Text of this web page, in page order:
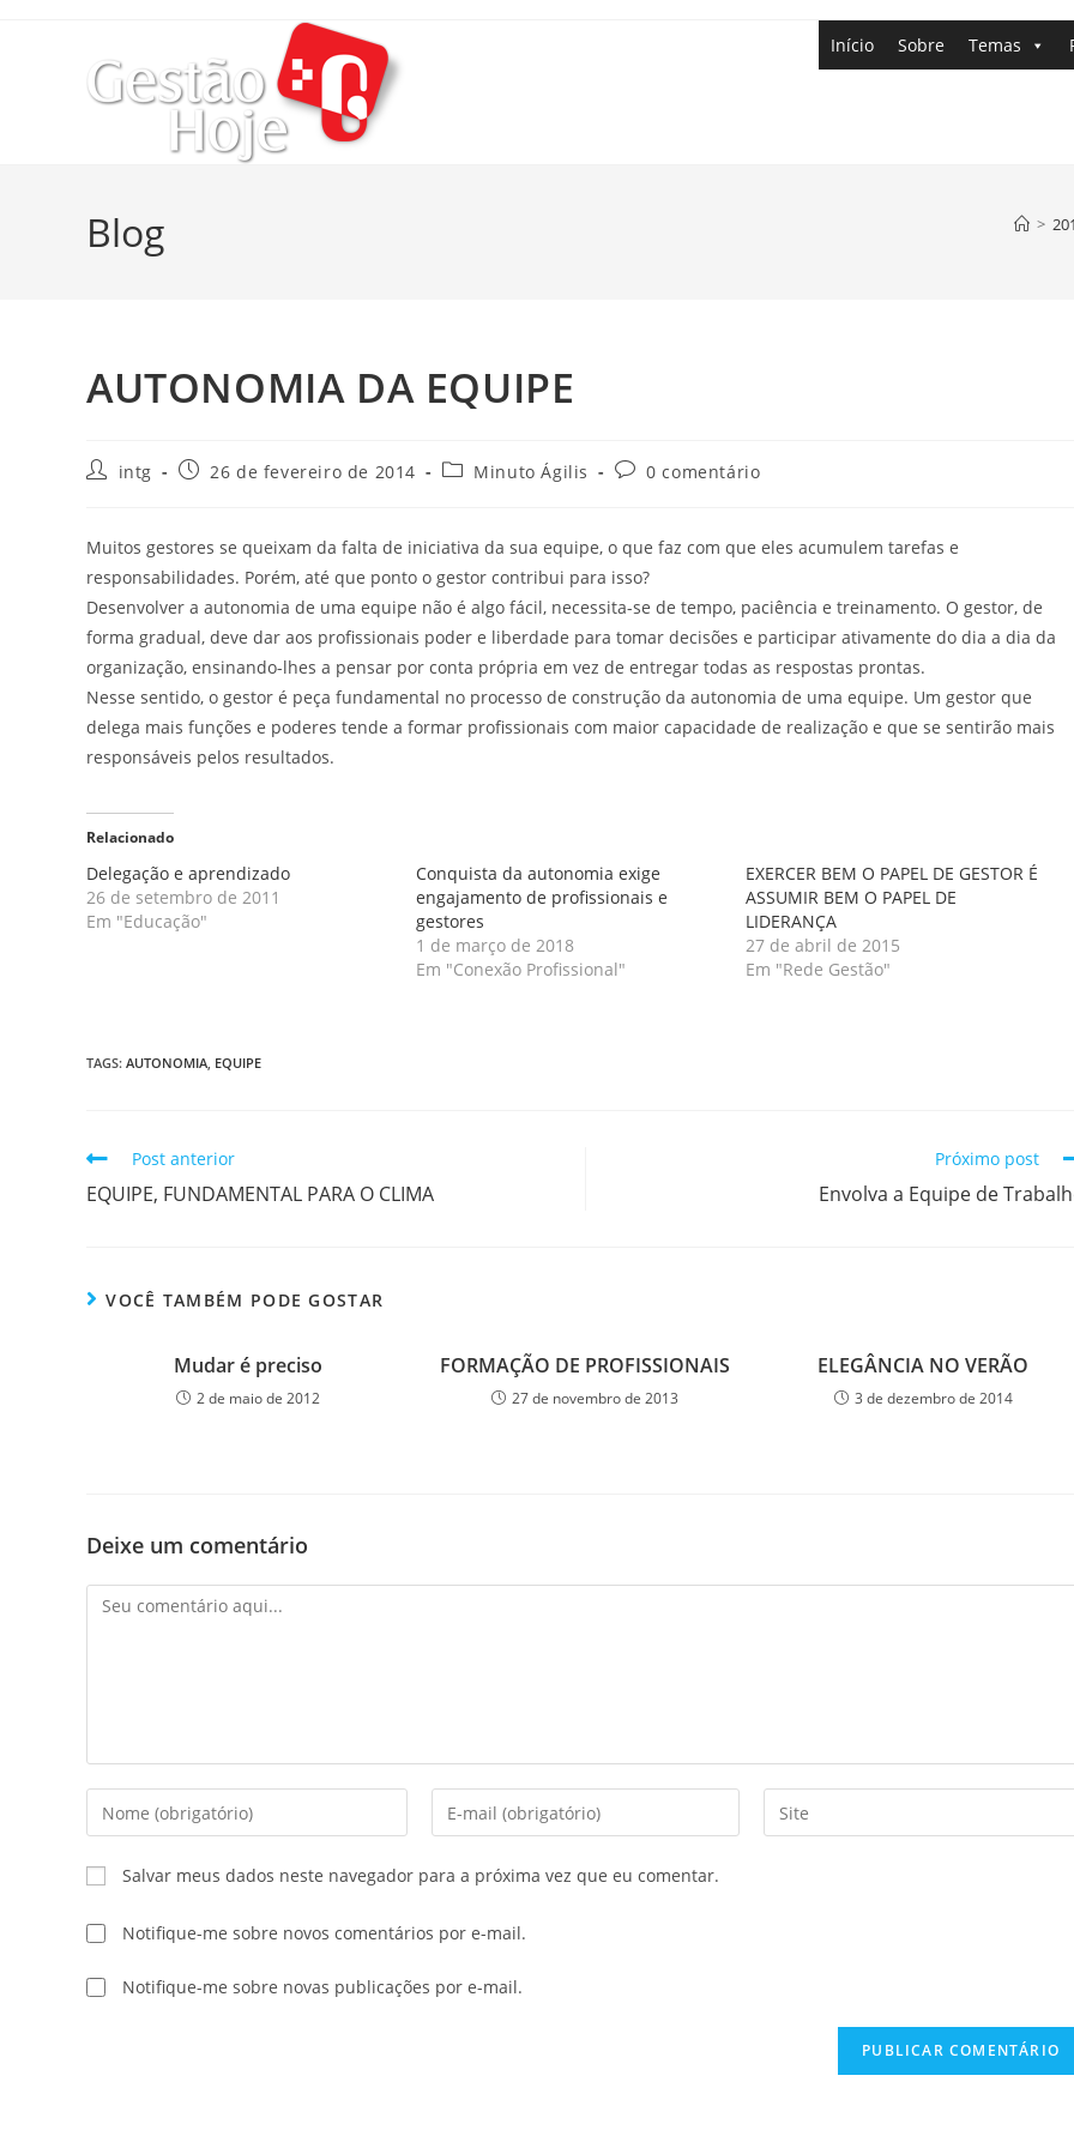
Início Sobre Temas
Blog >
AUTONOMIA DA EQUIPE
intg 26 de fevereiro de 2014 Minuto Ágilis 0 comentário
Muitos gestores se queixam da falta de iniciativa da sua equipe, o que faz com que eles acumulem tarefas e
responsabilidades. Porém, até que ponto o gestor contribui para isso?
Desenvolver a autonomia de uma equipe não é algo fácil, necessita-se de tempo, paciência e treinamento. O gestor, de
forma gradual, deve dar aos profissionais poder e liberdade para tomar decisões e participar ativamente do dia a dia da
organização, ensinando-lhes a pensar por conta própria em vez de entregar todas as respostas prontas.
Nesse sentido, o gestor é peça fundamental no processo de construção da autonomia de uma equipe. Um gestor que
delega mais funções e poderes tende a formar profissionais com maior capacidade de realização e que se sentirão mais
responsáveis pelos resultados.
Relacionado
Delegação e aprendizado
26 de setembro de 2011
Em "Educação"
Conquista da autonomia exige
engajamento de profissionais e
gestores
1 de março de 2018
Em "Conexão Profissional"
EXERCER BEM O PAPEL DE GESTOR É
ASSUMIR BEM O PAPEL DE
LIDERANÇA
27 de abril de 2015
Em "Rede Gestão"
TAGS: AUTONOMIA, EQUIPE
Post anterior
EQUIPE, FUNDAMENTAL PARA O CLIMA
Próximo post
Envolva a Equipe de
VOCÊ TAMBÉM PODE GOSTAR
Mudar é preciso
2 de maio de 2012
FORMAÇÃO DE PROFISSIONAIS
27 de novembro de 2013
ELEGÂNCIA NO VERÃO
3 de dezembro de 2014
Deixe um comentário
Salvar meus dados neste navegador para a próxima vez que eu comentar.
Notifique-me sobre novos comentários por e-mail.
Notifique-me sobre novas publicações por e-mail.